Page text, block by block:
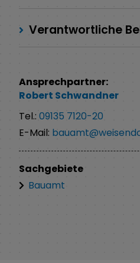
Verantwortliche
Ansprechpartner:
Robert Schwandner
Tel.: 09135 7120-20
E-Mail:
Sachgebiete
Bauamt